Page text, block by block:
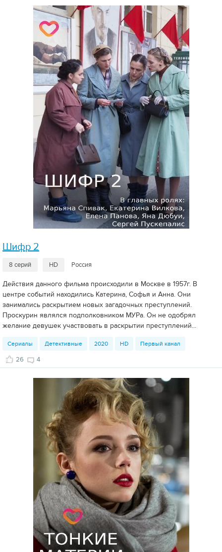
Шифр 2
8 серий HD Россия
Действия данного фильма происходили в Москве в 1957г. В
центре событий находились Катерина, Софья и Анна. Они
занимались раскрытием новых загадочных преступлений.
Проскурин являлся подполковником МУРа. Он не одобрял
желание девушек участвовать в раскрытии преступлений...
Сериалы Детективные 2020 HD Первый канал
26 4